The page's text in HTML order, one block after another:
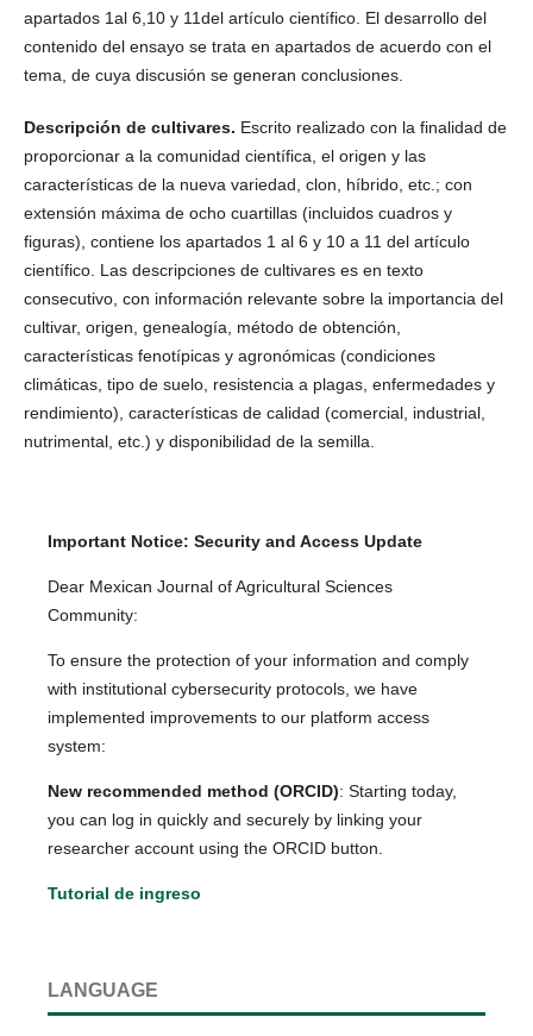
apartados 1al 6,10 y 11del artículo científico. El desarrollo del
contenido del ensayo se trata en apartados de acuerdo con el
tema, de cuya discusión se generan conclusiones.
Descripción de cultivares. Escrito realizado con la finalidad de
proporcionar a la comunidad científica, el origen y las
características de la nueva variedad, clon, híbrido, etc.; con
extensión máxima de ocho cuartillas (incluidos cuadros y
figuras), contiene los apartados 1 al 6 y 10 a 11 del artículo
científico. Las descripciones de cultivares es en texto
consecutivo, con información relevante sobre la importancia del
cultivar, origen, genealogía, método de obtención,
características fenotípicas y agronómicas (condiciones
climáticas, tipo de suelo, resistencia a plagas, enfermedades y
rendimiento), características de calidad (comercial, industrial,
nutrimental, etc.) y disponibilidad de la semilla.
Important Notice: Security and Access Update
Dear Mexican Journal of Agricultural Sciences
Community:
To ensure the protection of your information and comply
with institutional cybersecurity protocols, we have
implemented improvements to our platform access
system:
New recommended method (ORCID): Starting today,
you can log in quickly and securely by linking your
researcher account using the ORCID button.
Tutorial de ingreso
LANGUAGE